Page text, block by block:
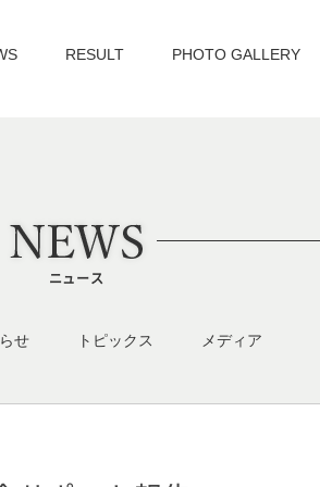
RESULT PHOTO GALLERY
ニュース
せ トピックス メディア